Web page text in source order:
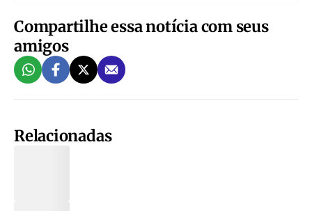
Compartilhe essa notícia com seus
amigos
Relacionadas